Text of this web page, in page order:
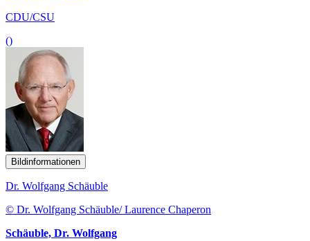
CDU/CSU
()
Bildinformationen
Dr. Wolfgang Schäuble
© Dr. Wolfgang Schäuble/ Laurence Chaperon
Schäuble, Dr. Wolfgang